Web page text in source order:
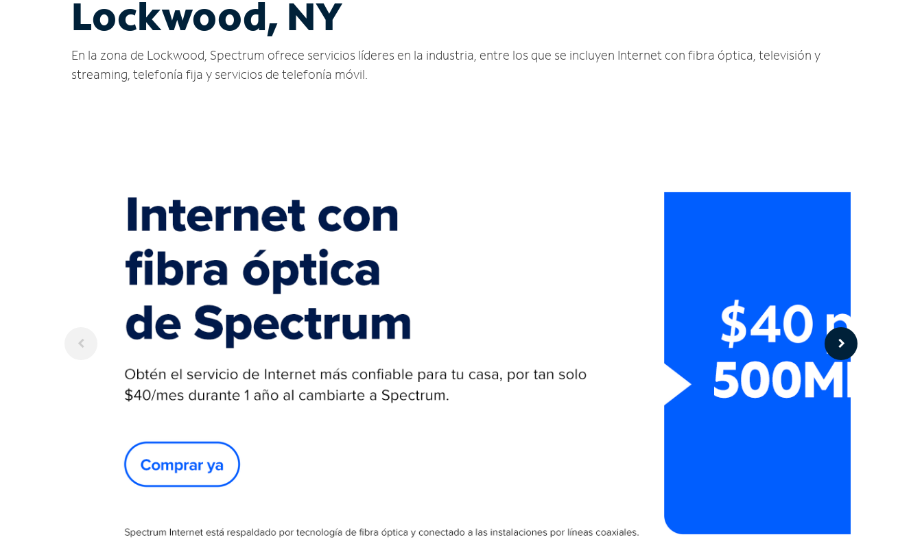
Lockwood, NY
En la zona de Lockwood, Spectrum ofrece servicios líderes en la industria, entre los que se incluyen Internet con fibra óptica, televisión y
streaming, telefonía fija y servicios de telefonía móvil.